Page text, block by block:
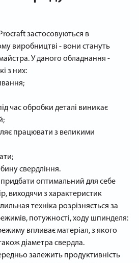
застосовуються в
виробництві - вони стануть
У даного обладнання -
з них:
час обробки деталі виникає
працювати з великими
свердління.
оптимальний для себе
виходячи з характеристик
техніка розрізняється за
потужності, ходу шпинделя:
впливає матеріал, з якого
діаметра свердла.
залежить продуктивність